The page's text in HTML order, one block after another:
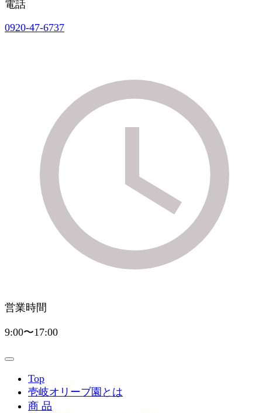
電話
0920-47-6737
営業時間
9:00〜17:00
Top
壱岐オリーブ園とは
商 品